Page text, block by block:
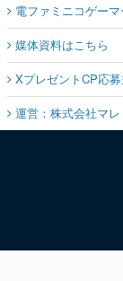
電ファミニコゲーマ
媒体資料はこちら
XプレゼントCP応
運営：株式会社マレ